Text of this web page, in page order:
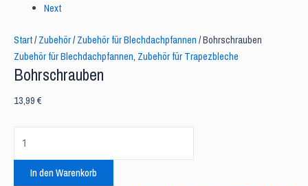
Next
Start/Zubehör/Zubehör für Blechdachpfannen / Bohrschrauben
Zubehör für Blechdachpfannen, Zubehör für Trapezbleche
Bohrschrauben
13,99 €
In den Warenkorb